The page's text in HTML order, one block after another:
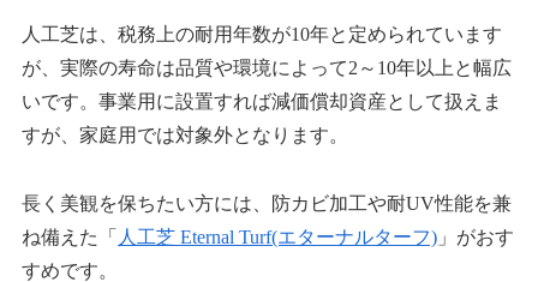
人工芝は、税務上の耐用年数が10年と定められています
が、実際の寿命は品質や環境によって2～10年以上と幅広
いです。事業用に設置すれば減価償却資産として扱えま
すが、家庭用では対象外となります。
長く美観を保ちたい方には、防カビ加工や耐UV性能を兼
ね備えた「 人工芝 Eternal Turf(エターナルターフ) 」がおす
すめです。